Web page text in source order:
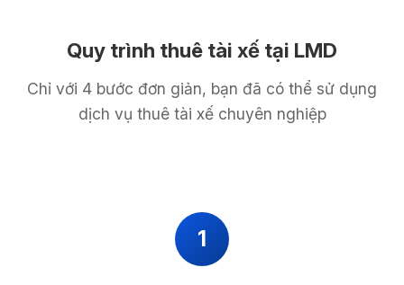
Quy trình thuê tài xế tại LMD
Chỉ với 4 bước đơn giản, bạn đã có thể sử dụng
dịch vụ thuê tài xế chuyên nghiệp
1